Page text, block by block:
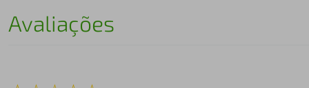
Avaliações